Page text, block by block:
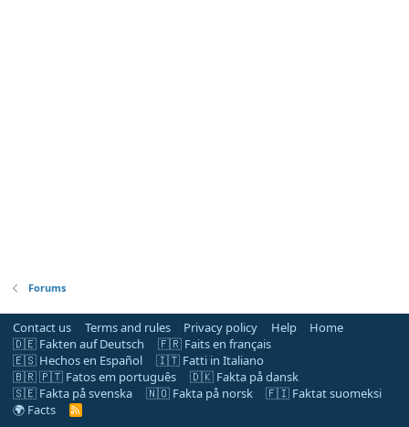
Forums
Contact us Terms and rules Privacy policy Help
Home
🇩🇪 Fakten auf Deutsch
🇫🇷 Faits en français
🇪🇸 Hechos en Español
🇮🇹 Fatti in Italiano
🇧🇷 🇵🇹 Fatos em português
🇩🇰 Fakta på dansk
🇸🇪 Fakta på svenska
🇳🇴 Fakta på norsk
🇫🇮 Faktat suomeksi
🌍 Facts
R